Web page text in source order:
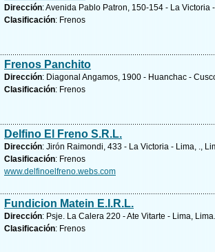
Dirección: Avenida Pablo Patron, 150-154 - La Victoria
Clasificación: Frenos
Frenos Panchito
Dirección: Diagonal Angamos, 1900 - Huanchac -
Clasificación: Frenos
Delfino El Freno S.R.L.
Dirección: Jirón Raimondi, 433 - La Victoria - Lima, .,
Clasificación: Frenos
www.delfinoelfreno.webs.com
Fundicion Matein E.I.R.L.
Dirección: Psje. La Calera 220 - Ate Vitarte - Lima, Lima.
Clasificación: Frenos